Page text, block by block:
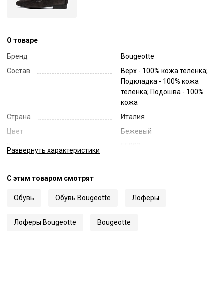
О товаре
Бренд
Bougeotte
Состав
Верх - 100% кожа теленка;
Подкладка - 100% кожа
теленка; Подошва - 100%
кожа
Страна
Италия
Цвет
Бежевый
Код
Развернуть характеристики
С этим товаром смотрят
Обувь Обувь Bougeotte Лоферы
Лоферы Bougeotte Bougeotte